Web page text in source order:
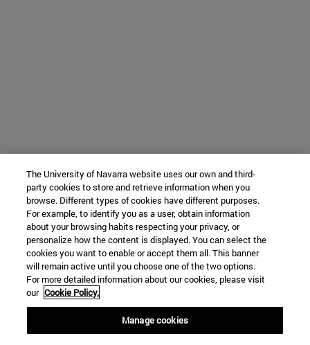
The University of Navarra website uses our own and third-
party cookies to store and retrieve information when you
browse. Different types of cookies have different purposes.
For example, to identify you as a user, obtain information
about your browsing habits respecting your privacy, or
personalize how the content is displayed. You can select the
cookies you want to enable or accept them all. This banner
will remain active until you choose one of the two options.
For more detailed information about our cookies, please visit
our Cookie Policy.
Manage cookies